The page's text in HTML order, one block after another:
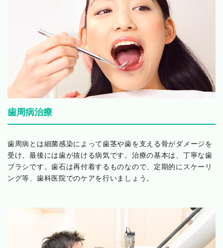
歯周病治療
歯周病とは細菌感染によって歯茎や歯を支える骨がダメージを
受け、最後には歯が抜ける病気です。治療の基本は、丁寧な歯
ブラシです。歯石は再付着するものなので、定期的にスケーリ
ング等、歯科医院でのケアを行いましょう。